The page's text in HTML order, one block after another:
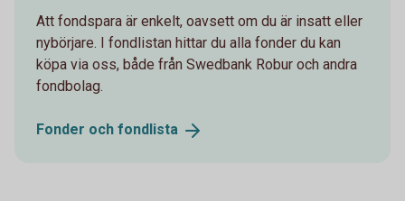
Att fondspara är enkelt, oavsett om du är insatt eller
nybörjare. I fondlistan hittar du alla fonder du kan
köpa via oss, både från Swedbank Robur och andra
fondbolag.
Fonder och fondlista